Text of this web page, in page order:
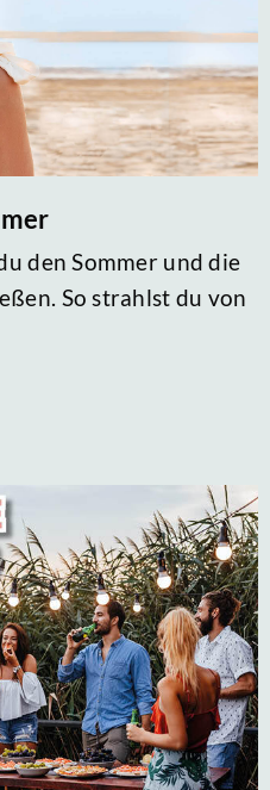
den Sommer und die
So strahlst du von